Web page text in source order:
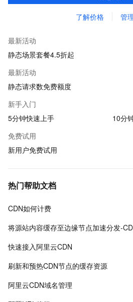
了解价格 管
最新活动
静态场景套餐4.5折起
最新活动
静态请求数免费额度
新手入门
5分钟快速上手
10分
免费试用
新用户免费试用
热门帮助文档
CDN如何计费
将源站内容缓存至边缘节点加速分发-
快速接入阿里云CDN
刷新和预热CDN节点的缓存资源
阿里云CDN域名管理